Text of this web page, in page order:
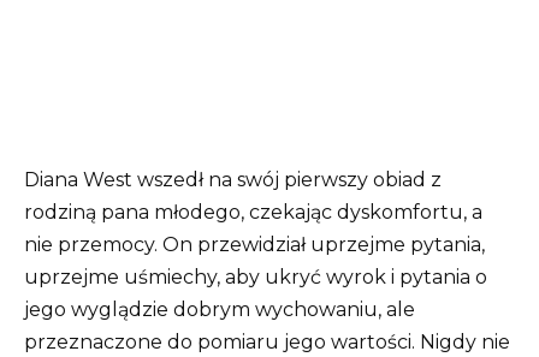
Diana West wszedł na swój pierwszy obiad z
rodziną pana młodego, czekając dyskomfortu, a
nie przemocy. On przewidział uprzejme pytania,
uprzejme uśmiechy, aby ukryć wyrok i pytania o
jego wyglądzie dobrym wychowaniu, ale
przeznaczone do pomiaru jego wartości. Nigdy nie